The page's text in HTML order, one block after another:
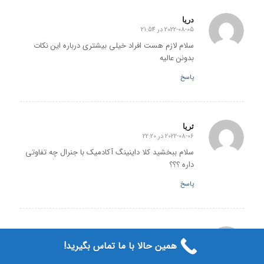
دریا
گفته:
2022-08-05 در 21:54
سلام لازم هست افراد خیلی بیشتری درباره این نکات
بدونن عالیه
پاسخ
ثریا
گفته:
2022-08-06 در 22:20
سلام ببخشید کلا داینینگ آکادمیک با جنرال چه تفاوتی
داره ؟؟؟
پاسخ
گفته:
2022-08-06 در 22:21همین حالا با ما تماس بگیرید!